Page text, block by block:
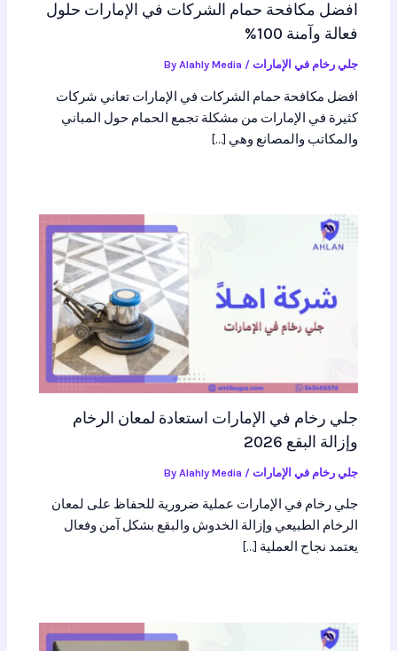
افضل مكافحة حمام الشركات في الإمارات حلول
فعالة وآمنة 100%
جلي رخام في الإمارات / By
Alahly Media
افضل مكافحة حمام الشركات في الإمارات تعاني شركات
كثيرة في الإمارات من مشكلة تجمع الحمام حول المباني
والمكاتب والمصانع وهي […]
جلي رخام في الإمارات استعادة لمعان الرخام
وإزالة البقع 2026
جلي رخام في الإمارات / By
Alahly Media
جلي رخام في الإمارات عملية ضرورية للحفاظ على لمعان
الرخام الطبيعي وإزالة الخدوش والبقع بشكل آمن وفعال
يعتمد نجاح العملية […]